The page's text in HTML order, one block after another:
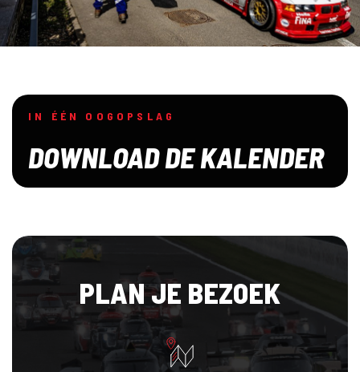
IN ÉÉN OOGOPSLAG
DOWNLOAD DE KALENDER
PLAN JE BEZOEK